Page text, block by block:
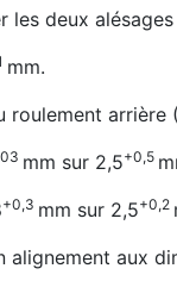
les deux
mm.
mm sur 2,5+0,5
+0,3 mm sur 2,5+0,2
alignement aux